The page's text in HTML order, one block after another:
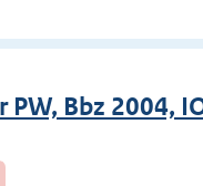
Bbz 2004,